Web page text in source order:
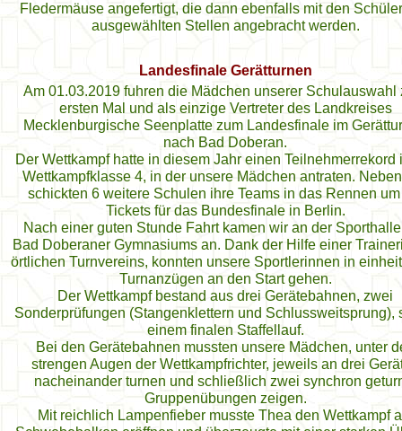
Fledermäuse angefertigt, die dann ebenfalls mit den
ausgewählten Stellen angebracht werden.
Landesfinale Gerätturnen
Am 01.03.2019 fuhren die Mädchen unserer Schulauswahl
ersten Mal und als einzige Vertreter des Landkreises
Mecklenburgische Seenplatte zum Landesfinale im
nach Bad Doberan.
Der Wettkampf hatte in diesem Jahr einen Teilnehmerrekord
Wettkampfklasse 4, in der unsere Mädchen antraten.
schickten 6 weitere Schulen ihre Teams in das Rennen
Tickets für das Bundesfinale in Berlin.
Nach einer guten Stunde Fahrt kamen wir an der
Bad Doberaner Gymnasiums an. Dank der Hilfe einer
örtlichen Turnvereins, konnten unsere Sportlerinnen in
Turnanzügen an den Start gehen.
Der Wettkampf bestand aus drei Gerätebahnen, zwei
Sonderprüfungen (Stangenklettern und Schlussweitsprung),
einem finalen Staffellauf.
Bei den Gerätebahnen mussten unsere Mädchen, unter
strengen Augen der Wettkampfrichter, jeweils an drei
nacheinander turnen und schließlich zwei synchron
Gruppenübungen zeigen.
Mit reichlich Lampenfieber musste Thea den Wettkampf